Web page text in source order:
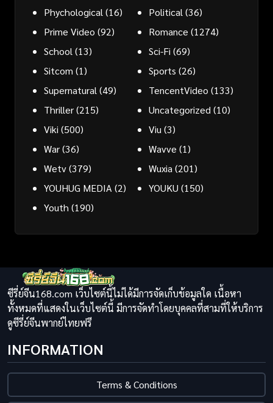
Phychological(16) Political(36)
Prime Video (92) Romance (1274)
School(13) Sci-Fi (69)
Sitcom (1) Sports (26)
Supernatural(49) TencentVideo (133)
Thriller(215) Uncategorized(10)
Viki (500) Viu(3)
War(36) Wavve (1)
Wetv(379) Wuxia(201)
YOUHUG MEDIA(2) YOUKU (150)
Youth (190)
ซีรี่ย์จีน168.com เว็บไซต์นี้ไม่ได้มีการจัดเก็บข้อมูลใด เนื้อหา
ทั้งหมดที่แสดงในเว็บไซต์นี้ มีการจัดทำโดยบุคคลที่สามที่ให้บริการ
ดูซีรี่ย์จีนพากย์ไทยฟรี
INFORMATION
Terms & Conditions